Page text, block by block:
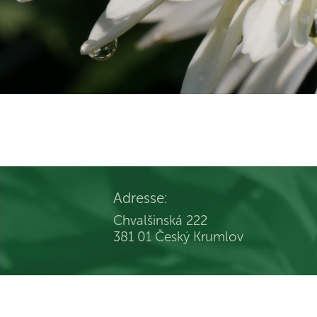
Adresse:
Chvalšinská 222
381 01 Český Krumlov